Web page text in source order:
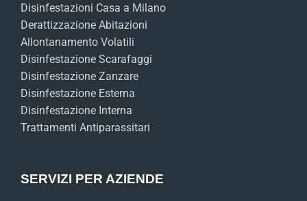
Disinfestazioni Casa a Milano
Derattizzazione Abitazioni
Allontanamento Volatili
Disinfestazione Scarafaggi
Disinfestazione Zanzare
Disinfestazione Esterna
Disinfestazione Interna
Trattamenti Antiparassitari
SERVIZI PER AZIENDE